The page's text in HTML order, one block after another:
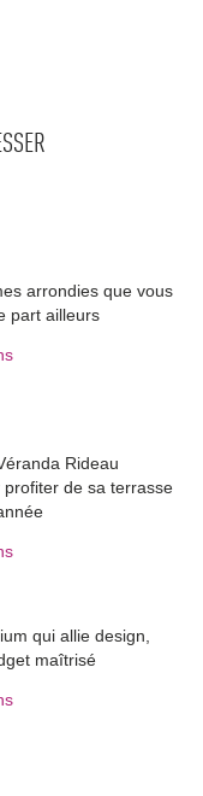
arrondies que vous
part ailleurs
Rideau
de sa terrasse
qui allie design,
maîtrisé